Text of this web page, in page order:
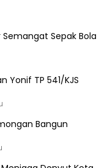
Semangat Sepak Bola
Yonif TP 541/KJS
Bangun